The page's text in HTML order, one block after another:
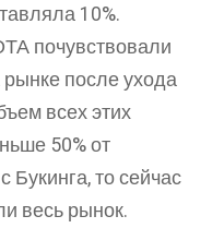
10%.
почувствовали
после ухода
всех этих
50% от
то сейчас
весь рынок.